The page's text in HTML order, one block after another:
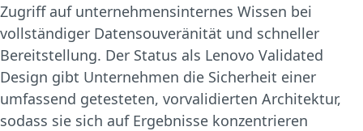
Zugriff auf unternehmensinternes Wissen bei
vollständiger Datensouveränität und schneller
Bereitstellung. Der Status als Lenovo Validated
Design gibt Unternehmen die Sicherheit einer
umfassend getesteten, vorvalidierten Architektur,
sodass sie sich auf Ergebnisse konzentrieren